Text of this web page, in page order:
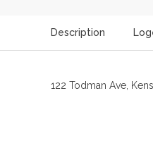
Description
122 Todman Ave,